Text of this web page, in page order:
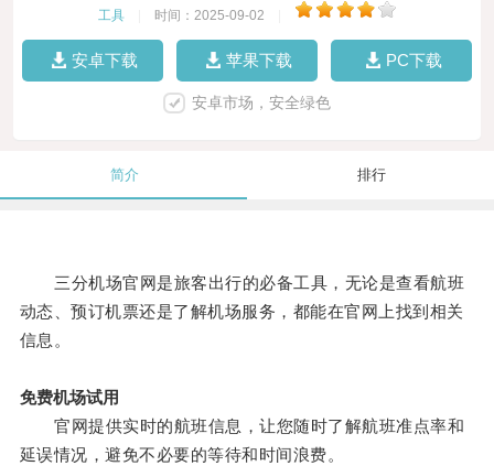
工具 时间：2025-09-02
安卓下载 苹果下载 PC下载
安卓市场，安全绿色
简介 排行
三分机场官网是旅客出行的必备工具，无论是查看航班
动态、预订机票还是了解机场服务，都能在官网上找到相关
信息。
免费机场试用
官网提供实时的航班信息，让您随时了解航班准点率和
延误情况，避免不必要的等待和时间浪费。